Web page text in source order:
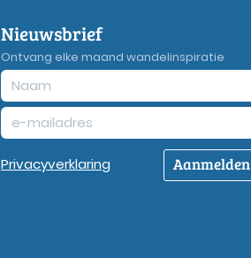
Nieuwsbrief
Ontvang elke maand wandelinspiratie
Privacyverklaring Aanmelden